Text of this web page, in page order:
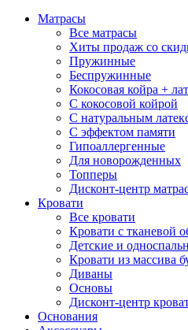
Матрасы
Все матрасы
Хиты продаж со
Пружинные
Беспружинные
Кокосовая койра +
С кокосовой койрой
С натуральным
С эффектом памяти
Гипоаллергенные
Для новорожденных
Топперы
Дисконт-центр
Кровати
Все кровати
Кровати с тканевой
Детские и
Кровати из массива
Диваны
Основы
Дисконт-центр
Основания